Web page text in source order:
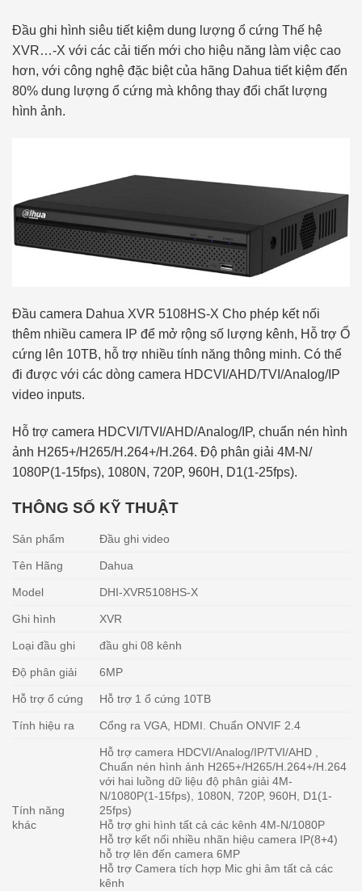
Đầu ghi hình siêu tiết kiệm dung lượng ổ cứng Thế hệ
XVR…-X với các cải tiến mới cho hiệu năng làm việc cao
hơn, với công nghệ đặc biệt của hãng Dahua tiết kiệm đến
80% dung lượng ổ cứng mà không thay đổi chất lượng
hình ảnh.
Đầu camera Dahua XVR 5108HS-X Cho phép kết nối
thêm nhiều camera IP để mở rộng số lượng kênh, Hỗ trợ Ổ
cứng lên 10TB, hỗ trợ nhiều tính năng thông minh. Có thể
đi được với các dòng camera HDCVI/AHD/TVI/Analog/IP
video inputs.
Hỗ trợ camera HDCVI/TVI/AHD/Analog/IP, chuẩn nén hình
ảnh H265+/H265/H.264+/H.264. Độ phân giải 4M-N/
1080P(1-15fps), 1080N, 720P, 960H, D1(1-25fps).
THÔNG SỐ KỸ THUẬT
Sản phẩm Đầu ghi video
Tên Hãng Dahua
Model DHI-XVR5108HS-X
Ghi hình XVR
Loại đầu ghi đầu ghi 08 kênh
Độ phân giải 6MP
Hỗ trợ ổ cứng Hỗ trợ 1 ổ cứng 10TB
Tính hiệu ra Cổng ra VGA, HDMI. Chuẩn ONVIF 2.4
Tính năng
khác
Hỗ trợ camera HDCVI/Analog/IP/TVI/AHD ,
Chuẩn nén hình ảnh H265+/H265/H.264+/H.264
với hai luồng dữ liệu độ phân giải 4M-
N/1080P(1-15fps), 1080N, 720P, 960H, D1(1-
25fps)
Hỗ trợ ghi hình tất cả các kênh 4M-N/1080P
Hỗ trợ kết nối nhiều nhãn hiệu camera IP(8+4)
hỗ trợ lên đến camera 6MP
Hỗ trợ Camera tích hợp Mic ghi âm tất cả các
kênh